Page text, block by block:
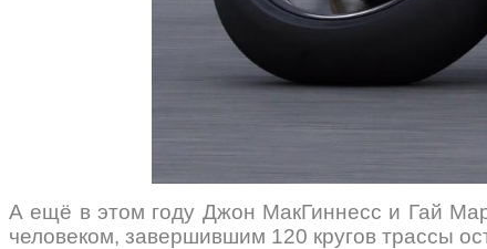
А ещё в этом году Джон МакГиннесс и Гай
человеком, завершившим 120 кругов трассы